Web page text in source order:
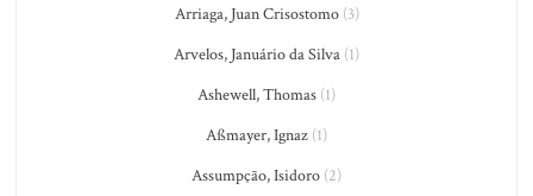
Arriaga, Juan Crisostomo(3)
Arvelos, Januário da Silva (1)
Ashewell, Thomas (1)
Aßmayer, Ignaz (1)
Assumpção, Isidoro (2)